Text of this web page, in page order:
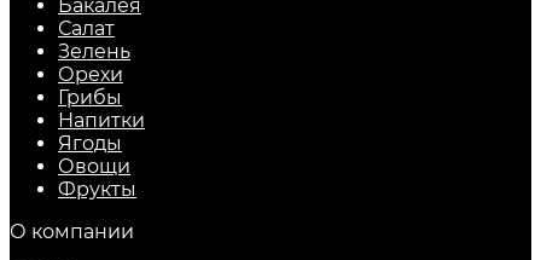
Бакалея
Салат
Зелень
Орехи
Грибы
Напитки
Ягоды
Овощи
Фрукты
О компании